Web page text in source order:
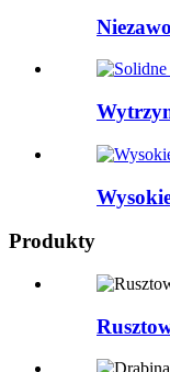
Produkty